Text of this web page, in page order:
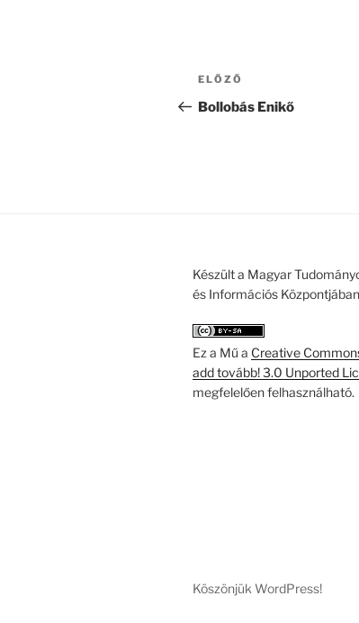
Bejegyzés
navigáció
Korábbi
bejegyzés
ELŐZŐ
Bollobás Enikő
Készült a Magyar
és Információs
Ez a Mű a Creative
add tovább! 3.0 Unported
megfelelően felhasználható.
Köszönjük WordPress!